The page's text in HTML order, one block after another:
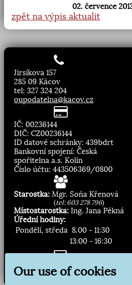
02. července
zpět na výpis aktualit
Jirsíkova 157
285 09 Kácov
tel: 327 324 204
oupodatelna@kacov.cz
IČ: 00236144
DIČ: CZ00236144
ID datové schránky: 439bdrt
Bankovní spojení: Česká
spořitelna a.s. Kolín
Číslo účtu: 443506369/0800
Starostka: Mgr. Soňa Křenová
(tel: 603 278 796)
Místostarostka: Ing. Jana Pěkná
Úřední hodiny:
Pondělí, středa 8.00 - 11:30
13:00 - 16:30
Zasílání novinek:
Our use of cookies